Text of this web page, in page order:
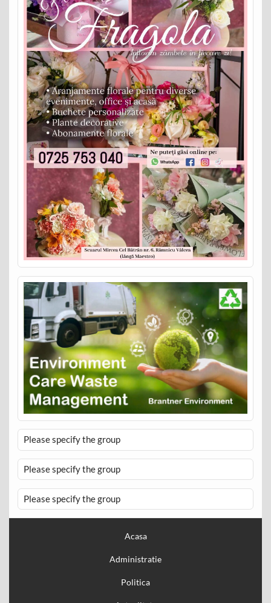
Please specify the group
Please specify the group
Please specify the group
Acasa
Administratie
Politica